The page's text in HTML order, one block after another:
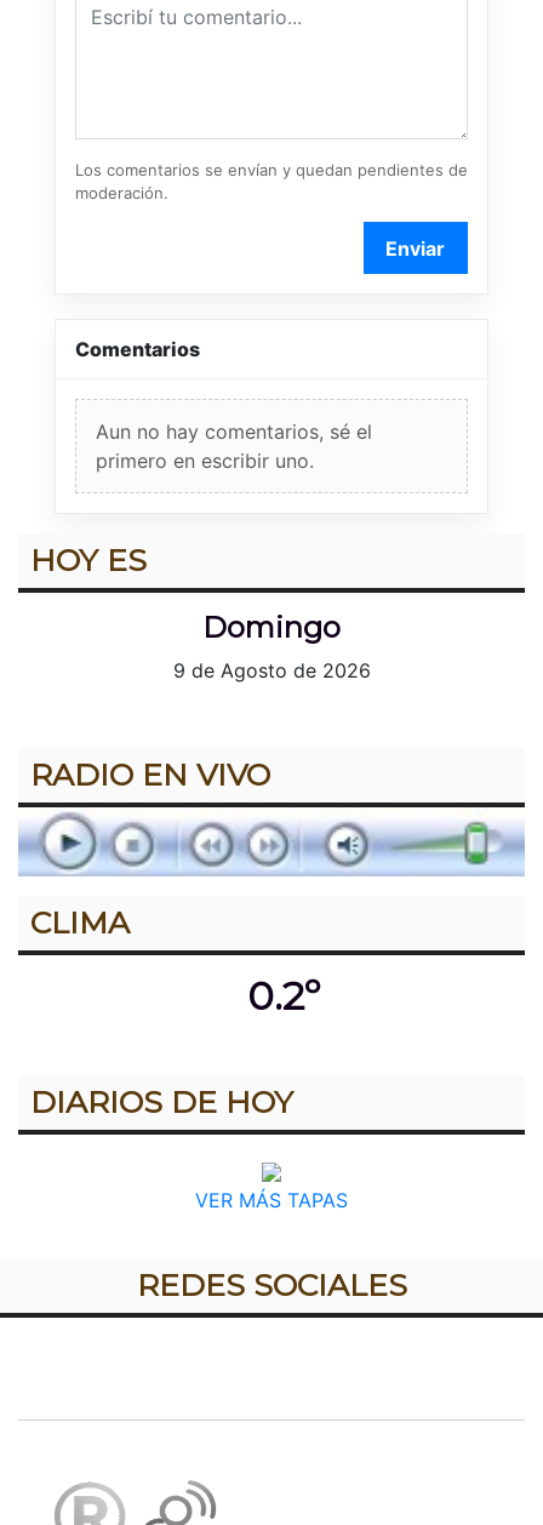
Los comentarios se envían y quedan pendientes de
moderación.
Enviar
Comentarios
Aun no hay comentarios, sé el
primero en escribir uno.
HOY ES
Domingo
9 de Agosto de 2026
RADIO EN VIVO
CLIMA
0.2º
DIARIOS DE HOY
VER MÁS TAPAS
REDES SOCIALES